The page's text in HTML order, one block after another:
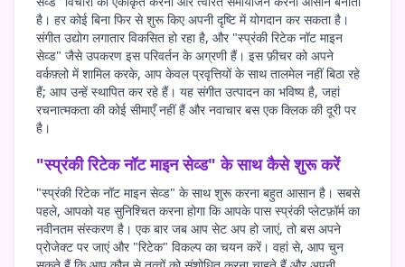
है। हर कोई बिना फिर से शुरू किए अपनी दृष्टि में योगदान कर सकता है।
संगीत उद्योग लगातार विकसित हो रहा है, और "स्प्रंकी रिटेक नॉट माइन
सेव्ड" जैसे उपकरण इस परिवर्तन के अग्रणी हैं। इस फ़ीचर को अपने
वर्कफ़्लो में शामिल करके, आप केवल प्रवृत्तियों के साथ तालमेल नहीं बिठा रहे
हैं; आप उन्हें स्थापित कर रहे हैं। यह संगीत उत्पादन का भविष्य है, जहां
रचनात्मकता की कोई सीमाएँ नहीं हैं और नवाचार बस एक क्लिक की दूरी पर
है।
"स्प्रंकी रिटेक नॉट माइन सेव्ड" के साथ कैसे शुरू करें
"स्प्रंकी रिटेक नॉट माइन सेव्ड" के साथ शुरू करना बहुत आसान है। सबसे
पहले, आपको यह सुनिश्चित करना होगा कि आपके पास स्प्रंकी प्लेटफ़ॉर्म का
नवीनतम संस्करण है। एक बार जब आप सेट अप हो जाएं, तो बस अपने
प्रोजेक्ट पर जाएं और "रिटेक" विकल्प का चयन करें। वहां से, आप चुन